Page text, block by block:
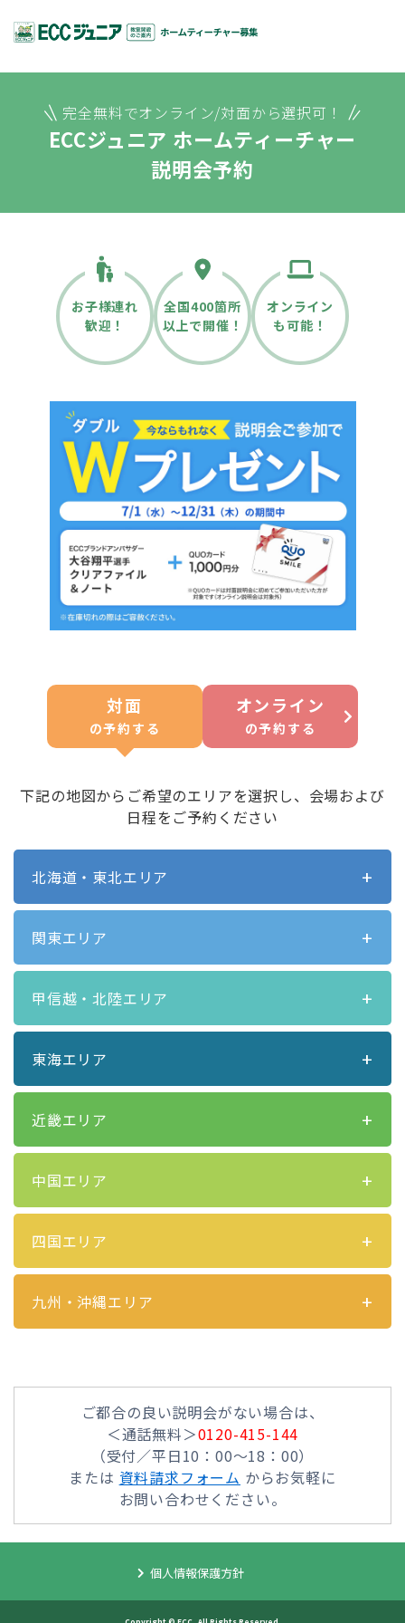
完全無料でオンライン/対面から選択可！
ECCジュニア ホームティーチャー
説明会予約
お子様連れ
歓迎！
全国400箇所
以上で開催！
オンライン
も可能！
対面
の予約する
オンライン
の予約する
下記の地図からご希望のエリアを選択し、会場および
日程をご予約ください
北海道・東北エリア
関東エリア
甲信越・北陸エリア
東海エリア
近畿エリア
中国エリア
四国エリア
九州・沖縄エリア
ご都合の良い説明会がない場合は、
＜通話無料＞0120-415-144
（受付／平日10：00～18：00）
または 資料請求フォーム からお気軽に
お問い合わせください。
個人情報保護方針